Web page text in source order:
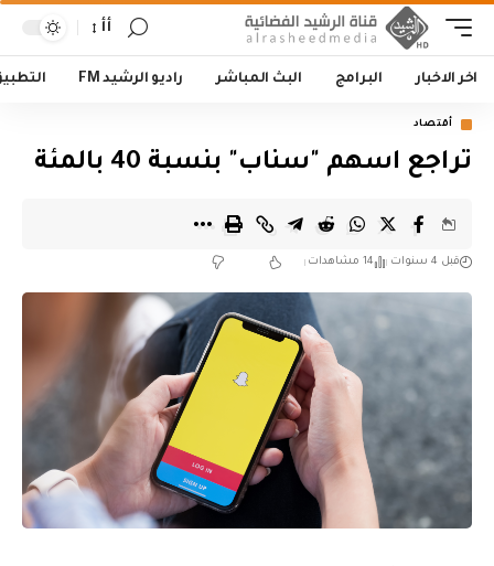
أأ
اخر الاخبار البرامج البث المباشر راديو الرشيد FM
أقتصاد
تراجع اسهم "سناب" بنسبة 40 بالمئة
قبل 4 سنوات 14 مشاهدات